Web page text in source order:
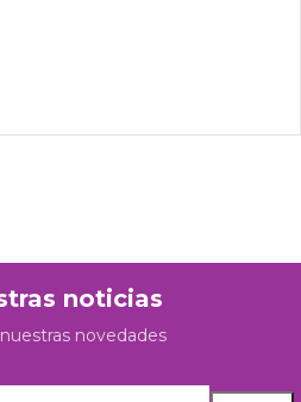
noticias
novedades